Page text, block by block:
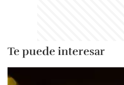
Te puede interesar